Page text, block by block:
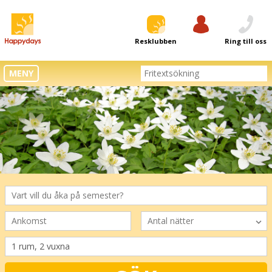
Resklubben Ring till oss
MENY